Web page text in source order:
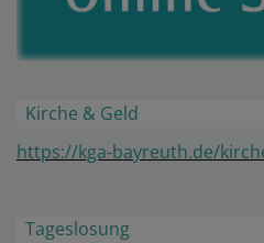
Kirche & Geld
https://kga-bayreuth.de/
Tageslosung